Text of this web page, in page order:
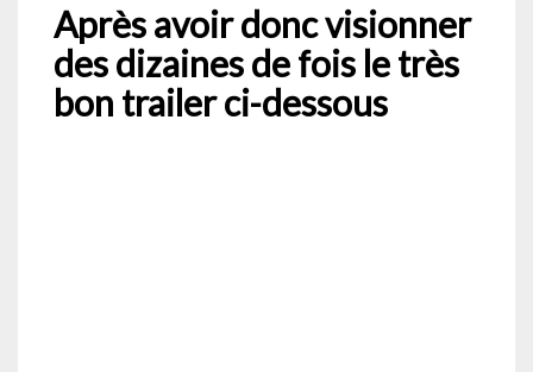
Après avoir donc visionner
des dizaines de fois le très
bon trailer ci-dessous